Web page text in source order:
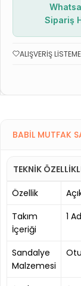
Sipariş
ALIŞVERIŞ
BABIL MUTFAK
TEKNİK
Özellik
Takım
İçeriği
1
Sandalye
Malzemesi